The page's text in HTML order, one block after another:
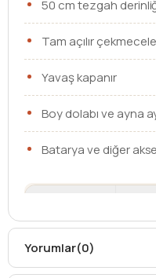
50 cm tezgah
Tam açılır
Yavaş kapanır
Boy dolabı ve ayna
Batarya ve diğer
Lavabo
Çekmece /
Yorumlar(0)